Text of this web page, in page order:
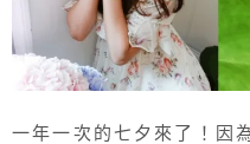
一年一次的七夕來了！因